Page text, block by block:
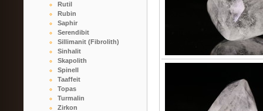
Rutil
Rubin
Saphir
Serendibit
Sillimanit (Fibrolith)
Sinhalit
Skapolith
Spinell
Taaffeit
Topas
Turmalin
Zirkon